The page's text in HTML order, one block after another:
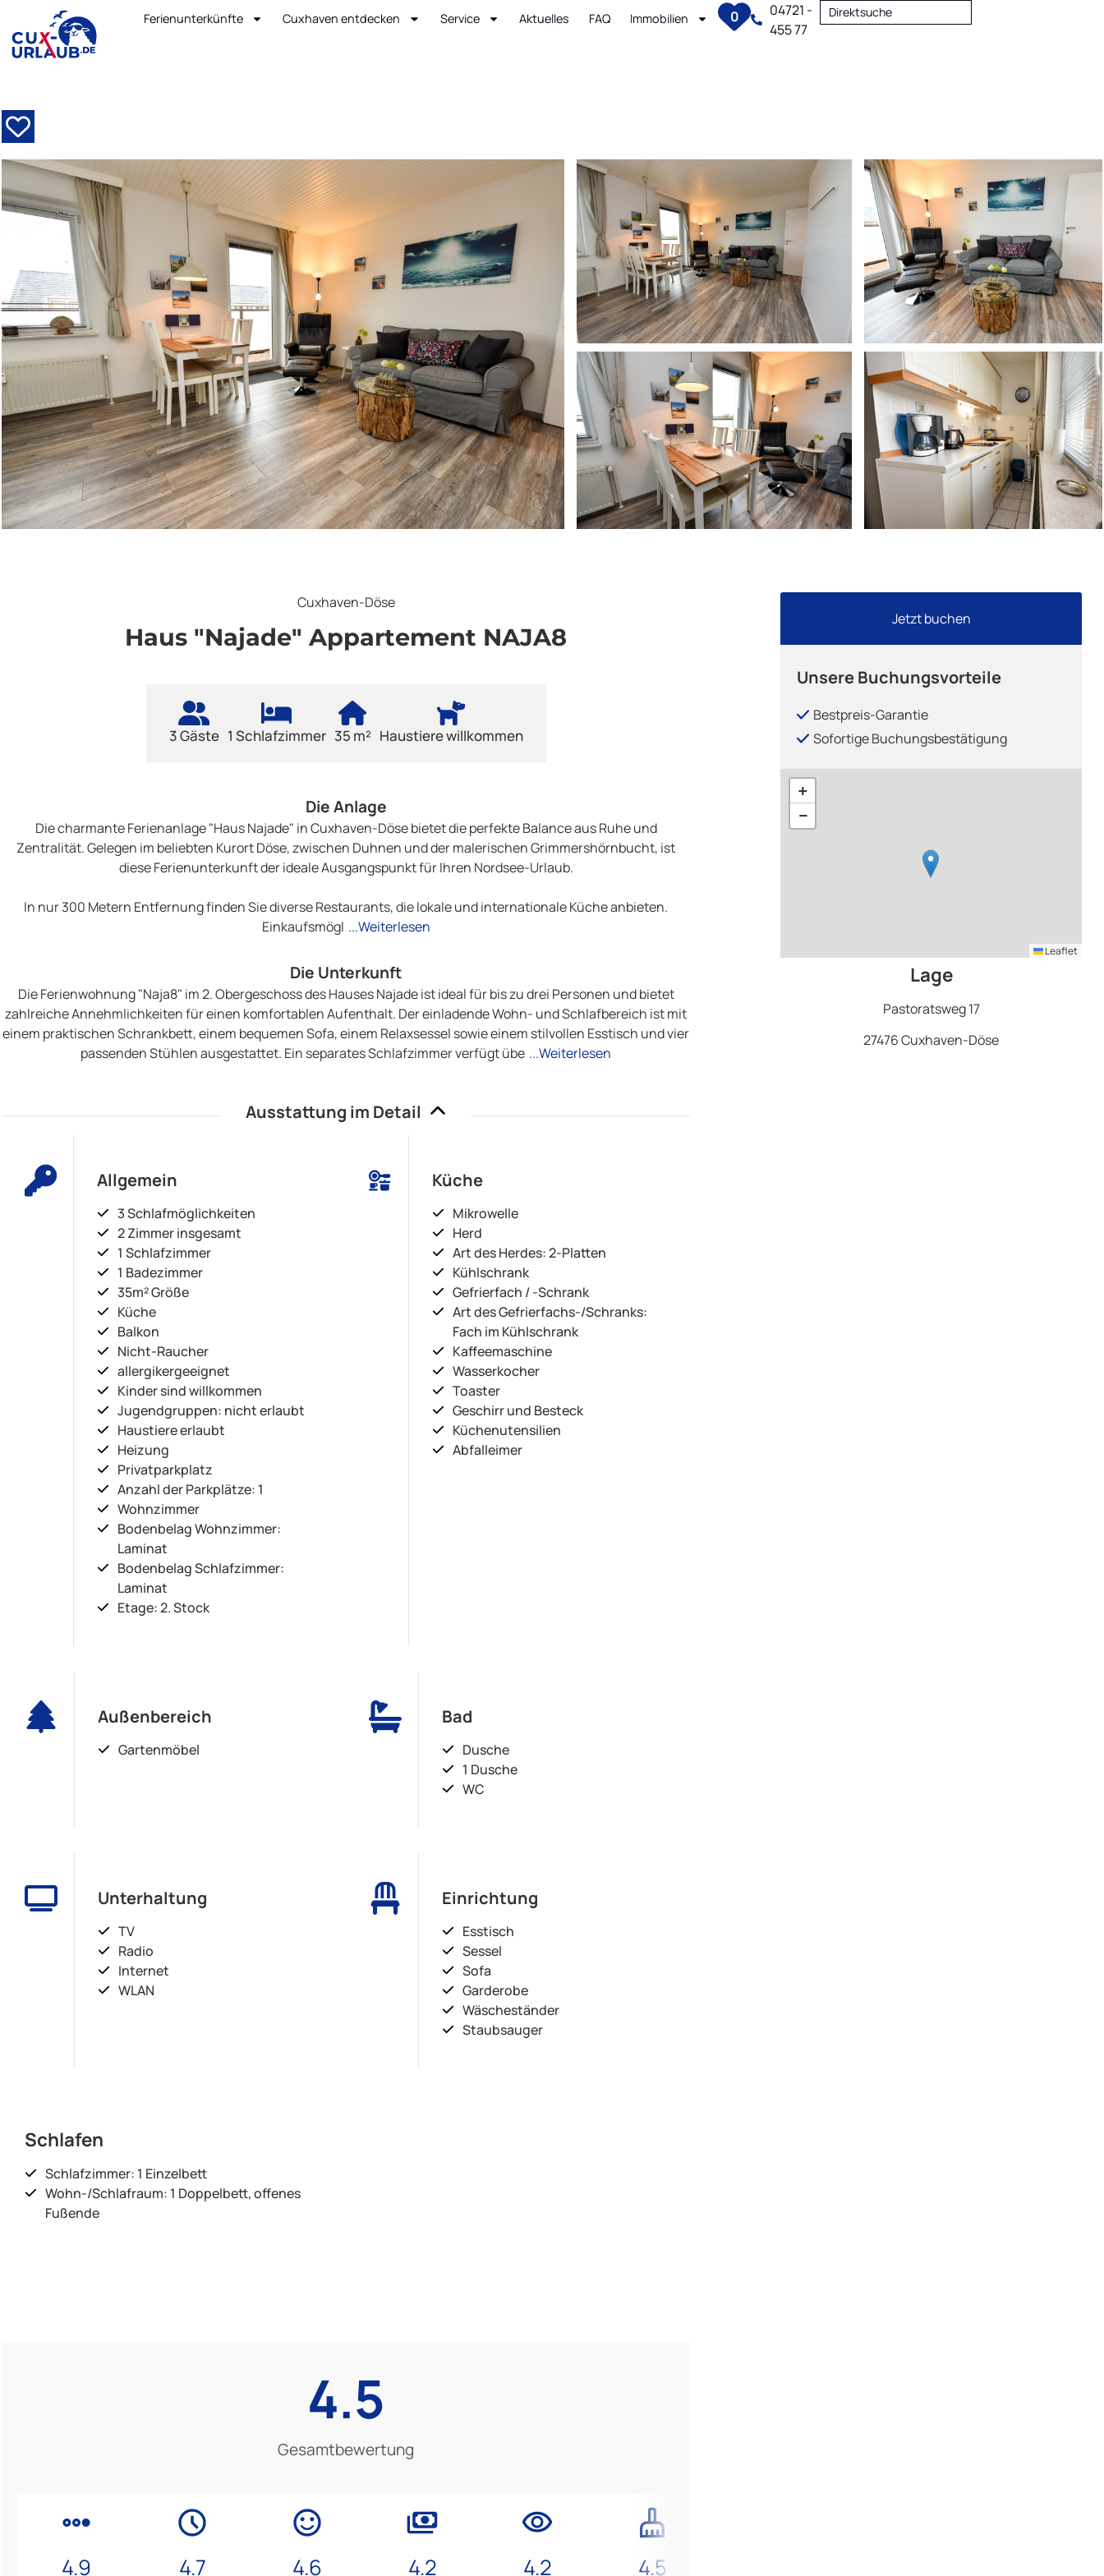
Ferienunterkünfte Cuxhaven entdecken Service Aktuelles FAQ Immobilien 0
04721 -
455 77
Direktsuche
Cuxhaven-Döse
Haus "Najade" Appartement NAJA8
3 Gäste 1 Schlafzimmer 35 m² Haustiere willkommen
Die Anlage
Die charmante Ferienanlage "Haus Najade" in Cuxhaven-Döse bietet die perfekte Balance aus Ruhe und
Zentralität. Gelegen im beliebten Kurort Döse, zwischen Duhnen und der malerischen Grimmershörnbucht, ist
diese Ferienunterkunft der ideale Ausgangspunkt für Ihren Nordsee-Urlaub.
In nur 300 Metern Entfernung finden Sie diverse Restaurants, die lokale und internationale Küche anbieten.
Einkaufsmögl ...Weiterlesen
Die Unterkunft
Die Ferienwohnung "Naja8" im 2. Obergeschoss des Hauses Najade ist ideal für bis zu drei Personen und bietet
zahlreiche Annehmlichkeiten für einen komfortablen Aufenthalt. Der einladende Wohn- und Schlafbereich ist mit
einem praktischen Schrankbett, einem bequemen Sofa, einem Relaxsessel sowie einem stilvollen Esstisch und vier
passenden Stühlen ausgestattet. Ein separates Schlafzimmer verfügt übe ...Weiterlesen
Ausstattung im Detail
Allgemein
3 Schlafmöglichkeiten
2 Zimmer insgesamt
1 Schlafzimmer
1 Badezimmer
35m² Größe
Küche
Balkon
Nicht-Raucher
allergikergeeignet
Kinder sind willkommen
Jugendgruppen: nicht erlaubt
Haustiere erlaubt
Heizung
Privatparkplatz
Anzahl der Parkplätze: 1
Wohnzimmer
Bodenbelag Wohnzimmer:
Laminat
Bodenbelag Schlafzimmer:
Laminat
Etage: 2. Stock
Küche
Mikrowelle
Herd
Art des Herdes: 2-Platten
Kühlschrank
Gefrierfach / -Schrank
Art des Gefrierfachs-/Schranks:
Fach im Kühlschrank
Kaffeemaschine
Wasserkocher
Toaster
Geschirr und Besteck
Küchenutensilien
Abfalleimer
Außenbereich
Gartenmöbel
Bad
Dusche
1 Dusche
WC
Unterhaltung
TV
Radio
Internet
WLAN
Einrichtung
Esstisch
Sessel
Sofa
Garderobe
Wäscheständer
Staubsauger
Schlafen
Schlafzimmer: 1 Einzelbett
Wohn-/Schlafraum: 1 Doppelbett, offenes
Fußende
4.5
Gesamtbewertung
4.9 4.7 4.6 4.2 4.2 4.5
Jetzt buchen
Unsere Buchungsvorteile
Bestpreis-Garantie
Sofortige Buchungsbestätigung
+
−
Leaflet
Lage
Pastoratsweg 17
27476 Cuxhaven-Döse